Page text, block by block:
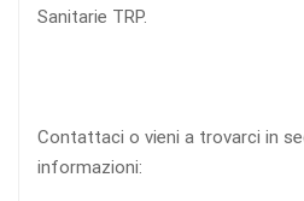
Sanitarie TRP.
Contattaci o vieni a trovarci in
informazioni: